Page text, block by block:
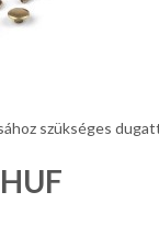
szükséges
HUF